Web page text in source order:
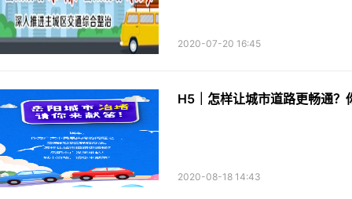
2020-07-20 16:45
H5｜怎样让城市道路更畅通？
2020-08-18 14:43